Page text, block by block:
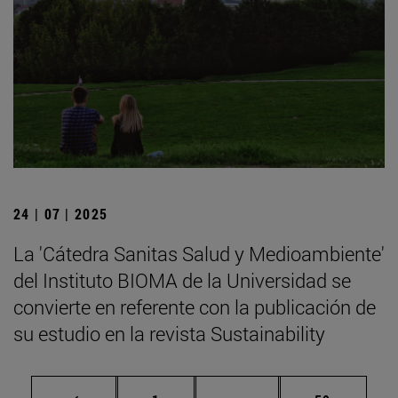
24 | 07 | 2025
La 'Cátedra Sanitas Salud y Medioambiente'
del Instituto BIOMA de la Universidad se
convierte en referente con la publicación de
su estudio en la revista Sustainability